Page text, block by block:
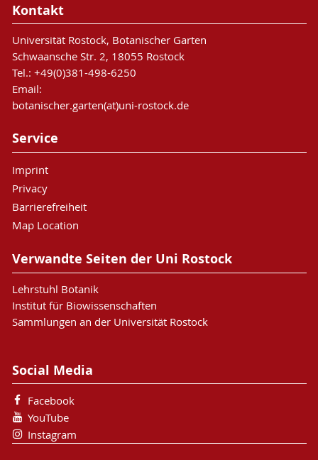
Kontakt
Universität Rostock, Botanischer Garten
Schwaansche Str. 2, 18055 Rostock
Tel.: +49(0)381-498-6250
Email:
botanischer.garten(at)uni-rostock.de
Service
Imprint
Privacy
Barrierefreiheit
Map Location
Verwandte Seiten der Uni Rostock
Lehrstuhl Botanik
Institut für Biowissenschaften
Sammlungen an der Universität Rostock
Social Media
Facebook
YouTube
Instagram